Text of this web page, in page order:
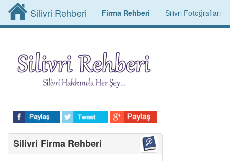
Silivri Rehberi Firma Rehberi Silivri Fotoğrafları
Silivri Firma Rehberi